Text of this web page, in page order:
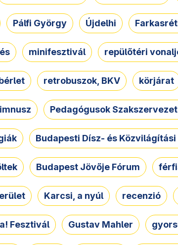
Pálfi György Újdelhi
minifesztivál repülőtéri
retrobuszok, BKV körjárat
Pedagógusok
Budapesti Dísz- és Közvilágítási
Budapest Jövője Fórum
Karcsi, a nyúl recenzió
Fesztivál Gustav Mahler